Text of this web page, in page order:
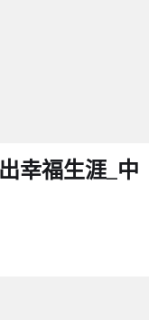
幸福生涯_中